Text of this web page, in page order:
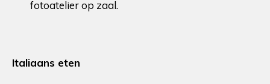
fotoatelier op zaal.
Italiaans eten